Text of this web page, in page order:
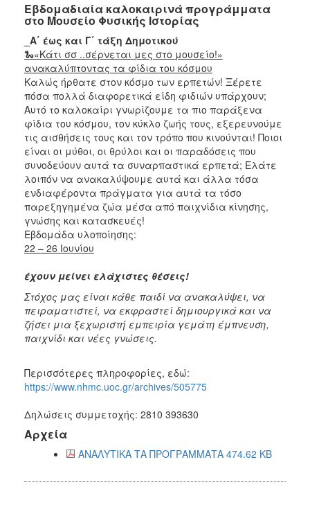
Εβδομαδιαία καλοκαιρινά προγράμματα
στο Μουσείο Φυσικής Ιστορίας
_A΄ έως και Γ΄ τάξη Δημοτικού
🐍«Κάτι σσ ..σέρνεται μες στο μουσείο!»
ανακαλύπτοντας τα φίδια του κόσμου
Καλώς ήρθατε στον κόσμο των ερπετών! Ξέρετε
πόσα πολλά διαφορετικά είδη φιδιών υπάρχουν;
Αυτό το καλοκαίρι γνωρίζουμε τα πιο παράξενα
φίδια του κόσμου, τον κύκλο ζωής τους, εξερευνούμε
τις αισθήσεις τους και τον τρόπο που κινούνται! Ποιοι
είναι οι μύθοι, οι θρύλοι και οι παραδόσεις που
συνοδεύουν αυτά τα συναρπαστικά ερπετά; Ελάτε
λοιπόν να ανακαλύψουμε αυτά και άλλα τόσα
ενδιαφέροντα πράγματα για αυτά τα τόσο
παρεξηγημένα ζώα μέσα από παιχνίδια κίνησης,
γνώσης και κατασκευές!
Εβδομάδα υλοποίησης:
22 – 26 Ιουνίου
έχουν μείνει ελάχιστες θέσεις!
Στόχος μας είναι κάθε παιδί να ανακαλύψει, να
πειραματιστεί, να εκφραστεί δημιουργικά και να
ζήσει μια ξεχωριστή εμπειρία γεμάτη έμπνευση,
παιχνίδι και νέες γνώσεις.
Περισσότερες πληροφορίες, εδώ:
https://www.nhmc.uoc.gr/archives/505775
Δηλώσεις συμμετοχής: 2810 393630
Αρχεία
ΑΝΑΛΥΤΙΚΑ ΤΑ ΠΡΟΓΡΑΜΜΑΤΑ 474.62 KB